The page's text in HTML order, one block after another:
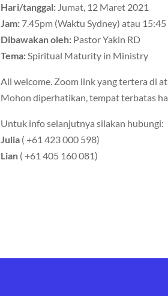
Hari/tanggal: Jumat, 12 Maret 2021
Jam: 7.45pm (Waktu Sydney) atau
Dibawakan oleh: Pastor Yakin RD
Tema: Spiritual Maturity in Ministry
All welcome. Zoom link yang tertera di
Mohon diperhatikan, tempat terbatas
Untuk info selanjutnya silakan hubungi:
Julia ( +61 423 000 598)
Lian ( +61 405 160 081)